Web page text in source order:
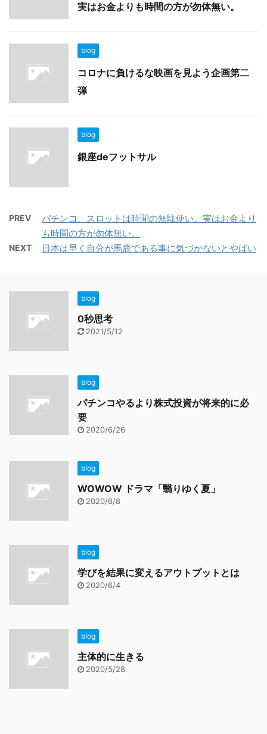
実はお金よりも時間の方が勿体無い。
blog
コロナに負けるな映画を見よう企画第二
弾
blog
銀座deフットサル
PREV
パチンコ、スロットは時間の無駄使い。実はお金より
も時間の方が勿体無い。
NEXT 日本は早く自分が馬鹿である事に気づかないとやばい
blog
0秒思考
2021/5/12
blog
パチンコやるより株式投資が将来的に必
要
2020/6/26
blog
WOWOW ドラマ「翳りゆく夏」
2020/6/8
blog
学びを結果に変えるアウトプットとは
2020/6/4
blog
主体的に生きる
2020/5/28